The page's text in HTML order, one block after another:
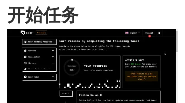
开始任务